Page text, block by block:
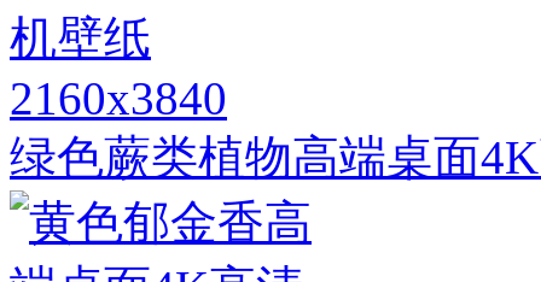
2160x3840
绿色蕨类植物高端桌面